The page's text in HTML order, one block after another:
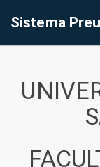
Sistema